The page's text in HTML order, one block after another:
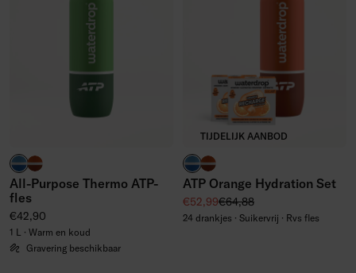
hardcourt blauw
gravel rood
All-Purpose Thermo ATP-
fles
Normale prijs
€42,90
1 L · Warm en koud
Gravering beschikbaar
TIJDELIJK AANBOD
hardcourt blauw
gravel rood
ATP Orange Hydration Set
Kortingsprijs
€52,99Normale prijs
€64,88
24 drankjes · Suikervrij · Rvs fles